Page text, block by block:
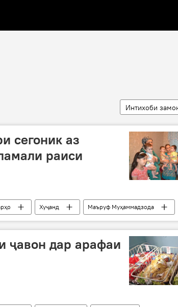
Интихоби
сегоник аз
раиси
Хуҷанд
Маъруф Муҳаммадзода
ҷавон дар арафаи